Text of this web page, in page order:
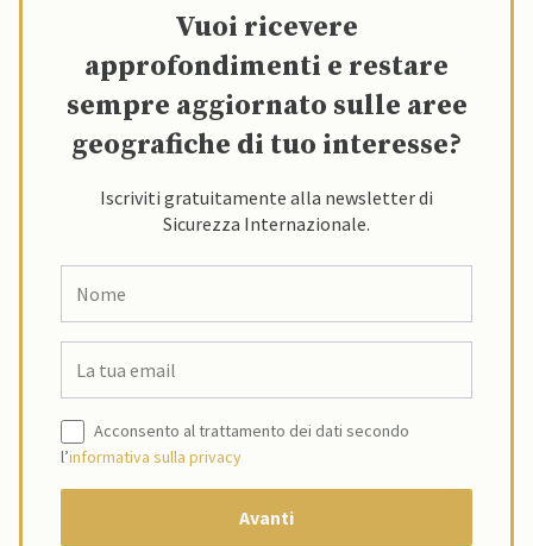
Vuoi ricevere
approfondimenti e restare
sempre aggiornato sulle aree
geografiche di tuo interesse?
Iscriviti gratuitamente alla newsletter di
Sicurezza Internazionale.
Acconsento al trattamento dei dati secondo
l’informativa sulla privacy